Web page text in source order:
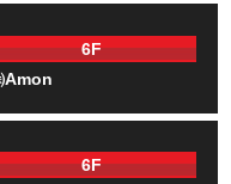
6F
Amon
6F